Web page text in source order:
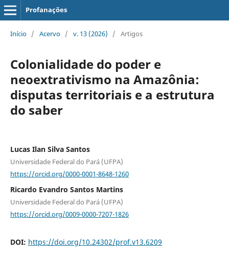
Profanações
Início / Acervo / v. 13 (2026) / Artigos
Colonialidade do poder e
neoextrativismo na Amazônia:
disputas territoriais e a estrutura
do saber
Lucas Ilan Silva Santos
Universidade Federal do Pará (UFPA)
https://orcid.org/0000-0001-8648-1260
Ricardo Evandro Santos Martins
Universidade Federal do Pará (UFPA)
https://orcid.org/0009-0000-7207-1826
DOI: https://doi.org/10.24302/prof.v13.6209